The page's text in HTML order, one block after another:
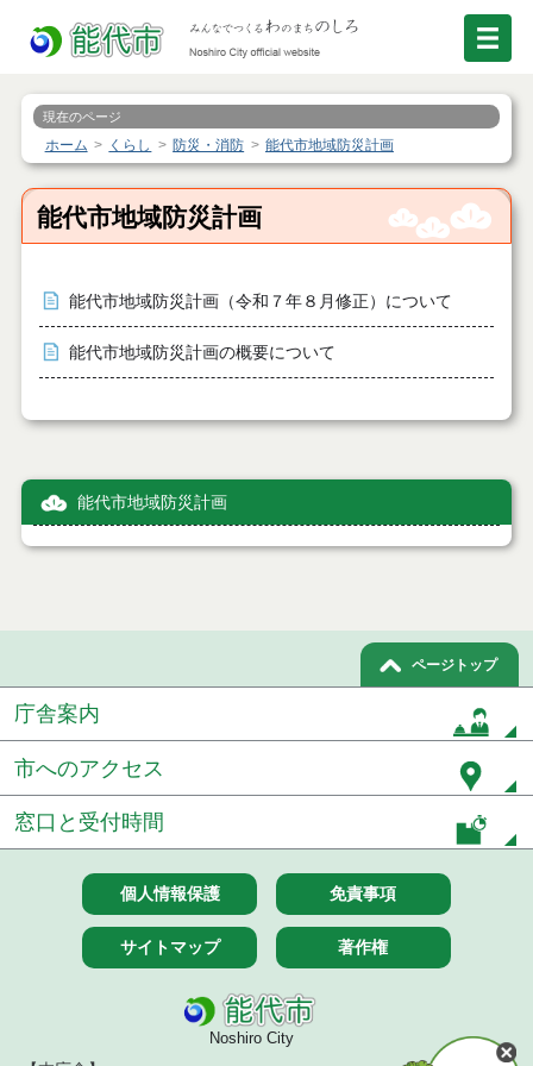
現在のページ
ホーム くらし 防災・消防 能代市地域防災計画
能代市地域防災計画
能代市地域防災計画（令和７年８月修正）について
能代市地域防災計画の概要について
能代市地域防災計画
ページトップ
庁舎案内
市へのアクセス
窓口と受付時間
個人情報保護 免責事項
サイトマップ 著作権
Noshiro City